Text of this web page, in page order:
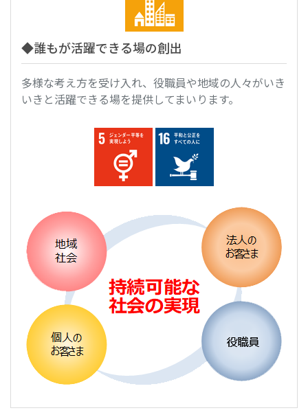
◆誰もが活躍できる場の創出
多様な考え方を受け入れ、役職員や地域の人々がいき
いきと活躍できる場を提供してまいります。